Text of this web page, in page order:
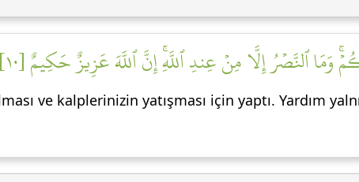
وَمَا ٱلنَّصۡرُ إِلَّا مِنۡ عِندِ ٱللَّهِۚ إِنَّ ٱللَّهَ عَزِيزٌ حَكِيمٌ [١٠]
ve kalplerinizin yatışması için yaptı. Yardım